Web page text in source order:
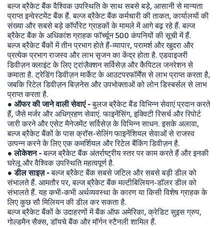
बल्ज ब्रैकेट बैंक वैश्विक उपस्थिति के साथ सबसे बड़े, आसानी से मान्यता
प्राप्त इन्वेस्टमेंट बैंक हैं. बल्ज ब्रैकेट बैंक कर्मचारी की ताकत, कार्यालयों की
संख्या और सबसे बड़े कॉर्पोरेट ग्राहकों के मामले में आगे बढ़ रहे हैं. बल्ज
ब्रैकेट बैंक के अधिकांश ग्राहक फॉर्च्यून 500 कंपनियों की सूची में हैं.
बल्ज ब्रैकेट बैंकों में तीन प्रभाग होते हैं-व्यापार, परामर्श और खुदरा और
प्रत्येक प्रभाग राजस्व और लाभ सृजन का केंद्र होता है. एडवाइजरी
डिवीज़न क्लाइंट के लिए ट्रांज़ैक्शन सर्विसेज़ और कैपिटल जनरेशन से
कमाता है. ट्रेडिंग डिवीज़न मार्केट के आउटपरफॉर्मेंस से लाभ प्राप्त करता है,
जबकि रिटेल डिवीज़न बिज़नेस और उपभोक्ताओं को लोन डिस्बर्सल से लाभ
प्राप्त करता है.
● ऑफर की जाने वाली सेवाएं -बुलज ब्रैकेट बैंड विभिन्न सेवाएं प्रदान करते
हैं, जैसे मर्जर और अधिग्रहण सेवाएं. फाइनेंसिंग, इक्विटी रिसर्च और रिपोर्ट
जारी करने और एसेट मैनेजमेंट सर्विसेज़ के विभिन्न साधन. इसके अलावा,
बल्ज ब्रैकेट बैंकों के पास क्रॉस-सेलिंग फाइनेंशियल सेवाओं से राजस्व
उत्पन्न करने के लिए एक कमर्शियल और रिटेल बैंकिंग डिवीज़न है.
● लोकेशन -बल्ज ब्रैकेट बैंक अंतर्राष्ट्रीय स्तर पर काम करते हैं और इनकी
घरेलू और वैश्विक उपस्थिति महत्वपूर्ण है.
● डील साइज़ -बल्ज ब्रैकेट बैंक सबसे जटिल और सबसे बड़ी डील को
संभालते हैं. आमतौर पर, बल्ज ब्रैकेट बैंक मल्टीबिलियन-डॉलर डील को
संभालते हैं. यह कभी-कभी अर्थव्यवस्था के कारण या किसी विशेष ग्राहक के
लिए कुछ सौ मिलियन की डील कर सकता है.
बल्ज ब्रैकेट बैंकों के उदाहरणों में बैंक ऑफ अमेरिका, क्रेडिट सुइस ग्रुप,
गोल्डमैन सैक्स, डॉयचे बैंक और मॉर्गन स्टैनली शामिल हैं.